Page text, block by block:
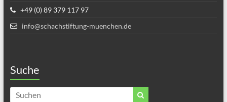
+49 (0) 89 379 117 97
info@schachstiftung-muenchen.de
Suche